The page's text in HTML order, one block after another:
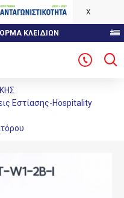
X
ΚΛΕΙΔΙΩΝ
Εστίασης-Hospitality